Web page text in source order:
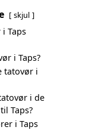
skjul
Taps
i Taps?
tatovør i
i de
Taps?
i Taps